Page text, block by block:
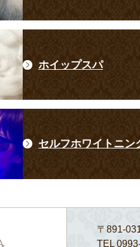
ホイップスパ
セルフホワイトニン
〒891-
TEL